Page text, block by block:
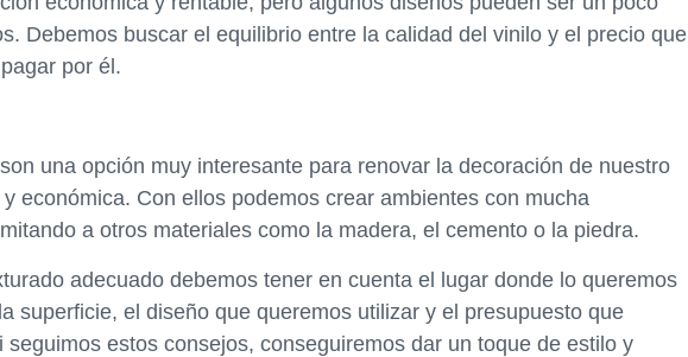
Debemos buscar el equilibrio entre la calidad del vinilo y el precio que
por él.
una opción muy interesante para renovar la decoración de nuestro
económica. Con ellos podemos crear ambientes con mucha
a otros materiales como la madera, el cemento o la piedra.
adecuado debemos tener en cuenta el lugar donde lo queremos
superficie, el diseño que queremos utilizar y el presupuesto que
seguimos estos consejos, conseguiremos dar un toque de estilo y